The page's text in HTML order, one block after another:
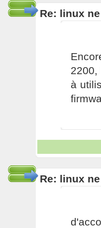
Re: linux
à
Re: linux